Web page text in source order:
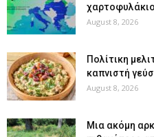
August 8, 2026
Πολίτικη
καπνιστή
August 8, 2026
Μια ακόμη